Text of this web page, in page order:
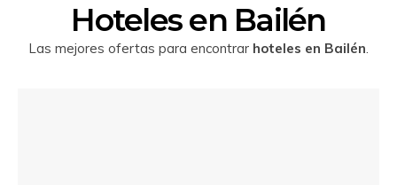
Hoteles en Bailén
Las mejores ofertas para encontrar hoteles en Bailén.